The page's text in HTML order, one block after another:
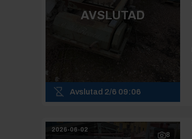
AVSLUTAD
Avslutad 2/6 09:06
2026-06-02
8